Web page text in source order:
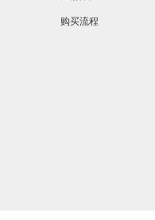
购买流程